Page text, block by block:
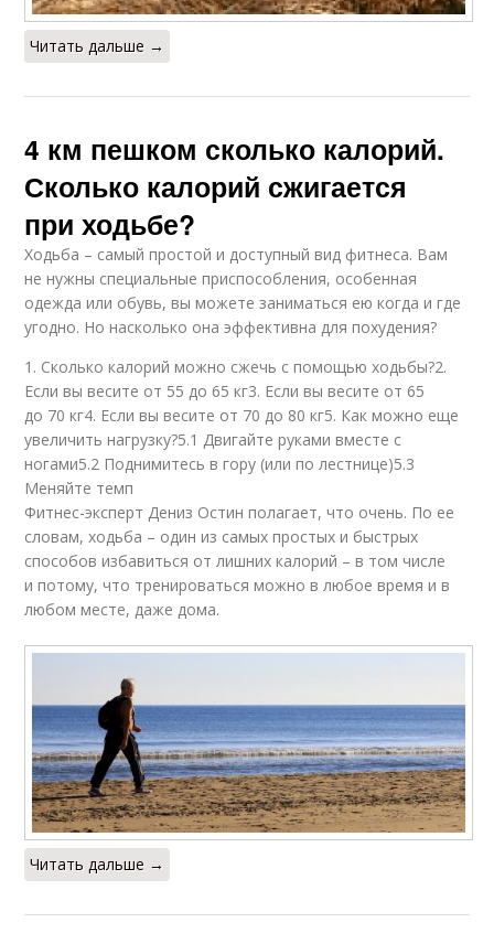
Читать дальше →
4 км пешком сколько калорий.
Сколько калорий сжигается
при ходьбе?
Ходьба – самый простой и доступный вид фитнеса. Вам
не нужны специальные приспособления, особенная
одежда или обувь, вы можете заниматься ею когда и где
угодно. Но насколько она эффективна для похудения?
1. Сколько калорий можно сжечь с помощью ходьбы?2.
Если вы весите от 55 до 65 кг3. Если вы весите от 65
до 70 кг4. Если вы весите от 70 до 80 кг5. Как можно еще
увеличить нагрузку?5.1 Двигайте руками вместе с
ногами5.2 Поднимитесь в гору (или по лестнице)5.3
Меняйте темп
Фитнес-эксперт Дениз Остин полагает, что очень. По ее
словам, ходьба – один из самых простых и быстрых
способов избавиться от лишних калорий – в том числе
и потому, что тренироваться можно в любое время и в
любом месте, даже дома.
Читать дальше →